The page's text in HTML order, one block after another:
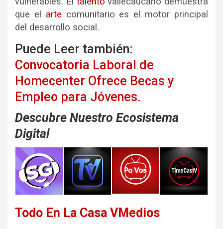
que el arte comunitario es el motor principal
del desarrollo social.
Puede Leer también:
Convocatoria Laboral de
Homecenter Ofrece Becas y
Empleo para Jóvenes.
Descubre Nuestro Ecosistema
Digital
Todo En La Casa VMedios